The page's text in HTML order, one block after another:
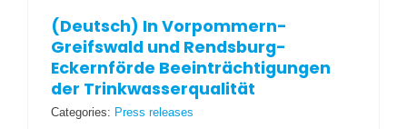
(Deutsch) In Vorpommern-
Greifswald und Rendsburg-
Eckernförde Beeinträchtigungen
der Trinkwasserqualität
Categories: Press releases